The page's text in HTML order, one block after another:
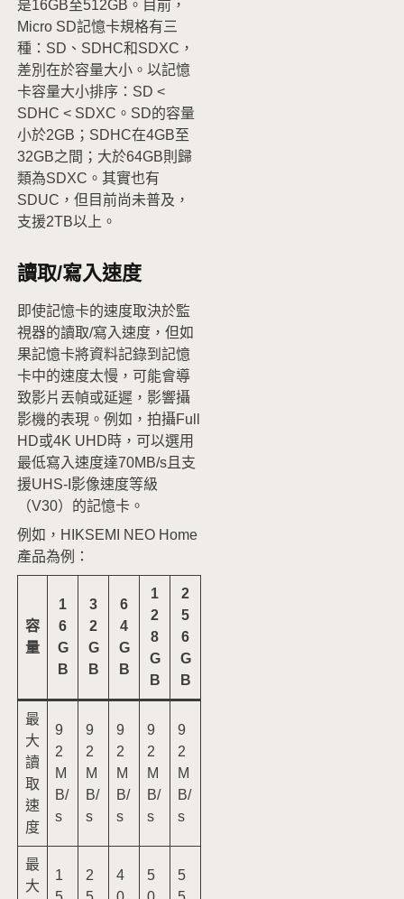
是16GB至512GB。目前，
Micro SD記憶卡規格有三
種：SD、SDHC和SDXC，
差別在於容量大小。以記憶
卡容量大小排序：SD <
SDHC < SDXC。SD的容量
小於2GB；SDHC在4GB至
32GB之間；大於64GB則歸
類為SDXC。其實也有
SDUC，但目前尚未普及，
支援2TB以上。
讀取/寫入速度
即使記憶卡的速度取決於監
視器的讀取/寫入速度，但如
果記憶卡將資料記錄到記憶
卡中的速度太慢，可能會導
致影片丟幀或延遲，影響攝
影機的表現。例如，拍攝Full
HD或4K UHD時，可以選用
最低寫入速度達70MB/s且支
援UHS-I影像速度等級
（V30）的記憶卡。
例如，HIKSEMI NEO Home
產品為例：
容
量
1
6
G
B
3
2
G
B
6
4
G
B
1
2
8
G
B
2
5
6
G
B
最
大
讀
取
速
度
9
2
M
B/
s
9
2
M
B/
s
9
2
M
B/
s
9
2
M
B/
s
9
2
M
B/
s
最
大
1
2
4
5
5